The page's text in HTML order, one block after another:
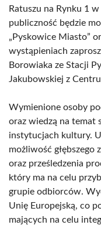
Ratuszu na Rynku 1
publiczność będzie
„Pyskowice Miasto”
wystąpieniach
Borowiaka ze Stacji
Jakubowskiej z
Wymienione osoby
oraz wiedzą na temat
instytucjach kultury.
możliwość głębszego
oraz prześledzenia
który ma na celu
grupie odbiorców.
Unię Europejską, co
mających na celu